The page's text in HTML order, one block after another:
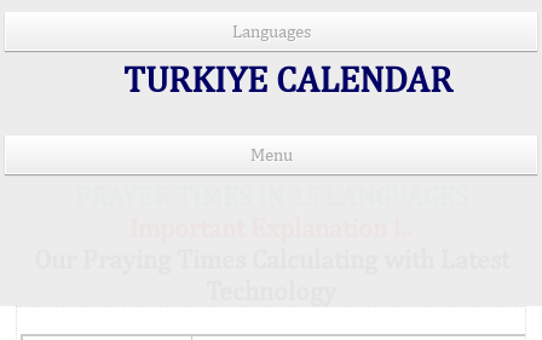
Languages
TURKIYE CALENDAR
Menu